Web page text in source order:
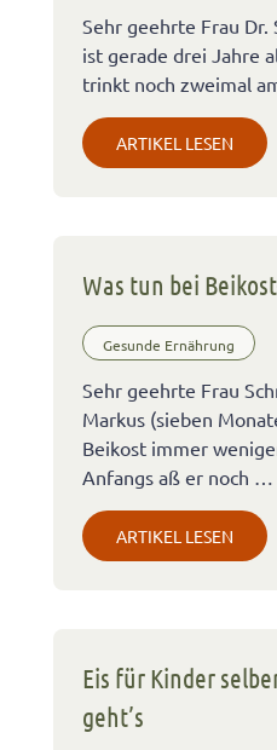
Sehr geehrte Frau Dr.
ist gerade drei Jahre
trinkt noch zweimal
ARTIKEL LESEN
Was tun bei
Gesunde Ernährung
Sehr geehrte Frau
Markus (sieben
Beikost immer
Anfangs aß er noch …
ARTIKEL LESEN
Eis für Kinder
geht’s